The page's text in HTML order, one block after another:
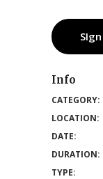
Info
CATEGORY:
LOCATION:
DATE:
DURATION:
TYPE: